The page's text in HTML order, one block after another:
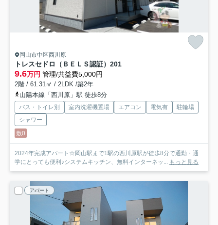
岡山市中区西川原
トレスセドロ（ＢＥＬＳ認証） 201
9.6万円 管理/共益費5,000円
2階 / 61.31㎡ / 2LDK /築2年
山陽本線「西川原」駅 徒歩8分
バス・トイレ別 室内洗濯機置場 エアコン 電気有
駐輪場
シャワー
敷0
2024年完成アパート☆岡山駅まで1駅の西川原駅が徒歩8分で通勤・通
学にとっても便利♪システムキッチン、無料インターネッ... もっと見る
アパート